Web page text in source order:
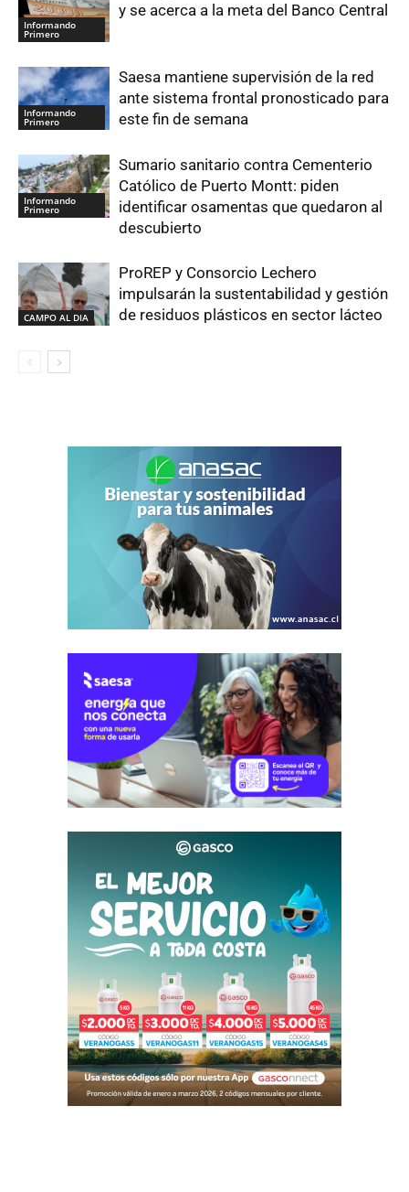
Informando
Primero
y se acerca a la meta del Banco Central
Informando
Primero
Saesa mantiene supervisión de la red
ante sistema frontal pronosticado para
este fin de semana
Informando
Primero
Sumario sanitario contra Cementerio
Católico de Puerto Montt: piden
identificar osamentas que quedaron al
descubierto
CAMPO AL DIA
ProREP y Consorcio Lechero
impulsarán la sustentabilidad y gestión
de residuos plásticos en sector lácteo